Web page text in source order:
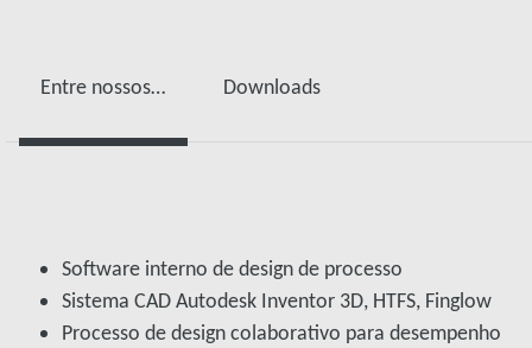
Entre nossos recursos no suporte a Produtos Desenvolvido Sob Medida estão Downloads
Software interno de design de processo
Sistema CAD Autodesk Inventor 3D, HTFS, Finglow
Processo de design colaborativo para desempenho